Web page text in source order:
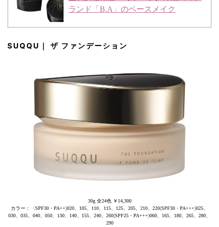
ランド「B.A」のベースメイク
SUQQU｜ ザ ファンデーション
30g 全24色 ￥14,300
カラー：〈SPF30・PA++〉020、105、110、115、125、205、210、220〈SPF30・PA+++〉025、
030、035、040、050、130、140、155、240、260〈SPF25・PA+++〉060、165、180、265、280、
290